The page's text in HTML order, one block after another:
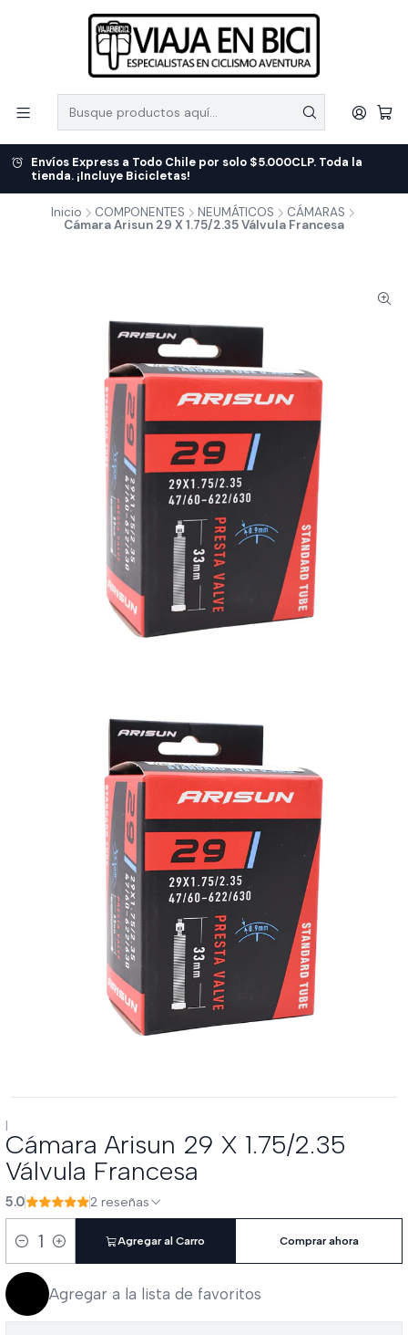
Envíos Express a Todo Chile por solo $5.000CLP. Toda la
tienda. ¡Incluye Bicicletas!
Inicio COMPONENTES NEUMÁTICOS
CÁMARAS
Cámara Arisun 29 X 1.75/2.35 Válvula Francesa
|
Cámara Arisun 29 X 1.75/2.35
Válvula Francesa
5.0 2 reseñas
Cantidad
Agregar al Carro Comprar ahora
Agregar a la lista de favoritos